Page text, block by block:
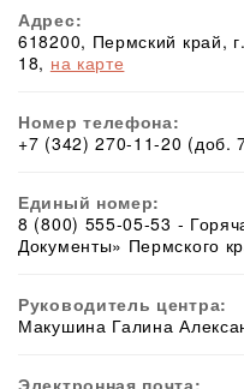
Адрес:
618200, Пермский край,
18, на карте
Номер телефона:
+7 (342) 270-11-20 (доб.
Единый номер:
8 (800) 555-05-53 -
Документы» Пермского
Руководитель центра:
Макушина Галина